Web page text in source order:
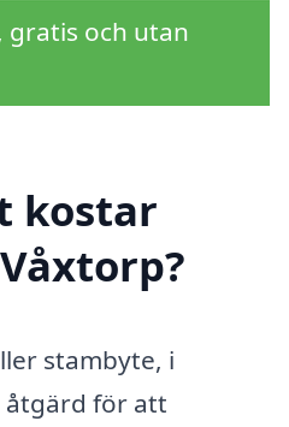
gratis och utan
kostar
stambyte, i
åtgärd för att